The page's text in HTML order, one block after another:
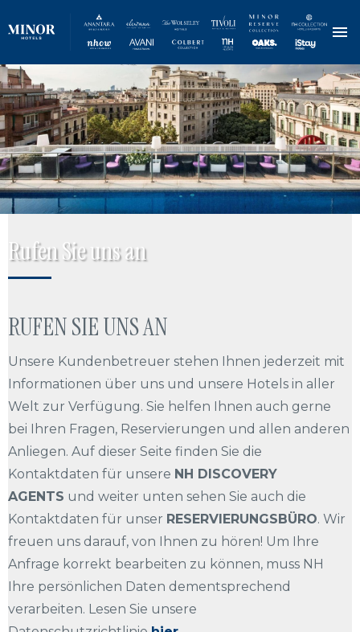
Direkt
zum
Inhalt
Rufen Sie uns an
RUFEN SIE UNS AN
Unsere Kundenbetreuer stehen Ihnen jederzeit mit
Informationen über uns und unsere Hotels in aller
Welt zur Verfügung. Sie helfen Ihnen auch gerne
bei Ihren Fragen, Reservierungen und allen anderen
Anliegen. Auf dieser Seite finden Sie die
Kontaktdaten für unsere NH DISCOVERY
AGENTS und weiter unten sehen Sie auch die
Kontaktdaten für unser RESERVIERUNGSBÜRO. Wir
freuen uns darauf, von Ihnen zu hören! Um Ihre
Anfrage korrekt bearbeiten zu können, muss NH
Ihre persönlichen Daten dementsprechend
verarbeiten. Lesen Sie unsere